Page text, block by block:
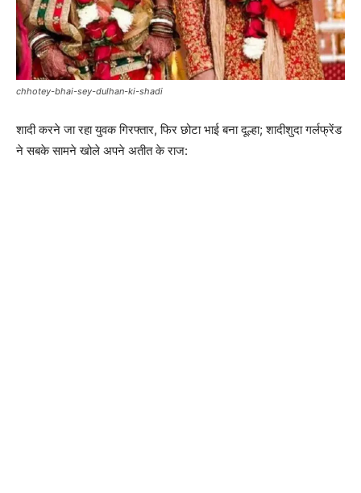
chhotey-bhai-sey-dulhan-ki-shadi
शादी करने जा रहा युवक गिरफ्तार, फिर छोटा भाई बना दूल्हा; शादीशुदा गर्लफ्रेंड
ने सबके सामने खोले अपने अतीत के राज: